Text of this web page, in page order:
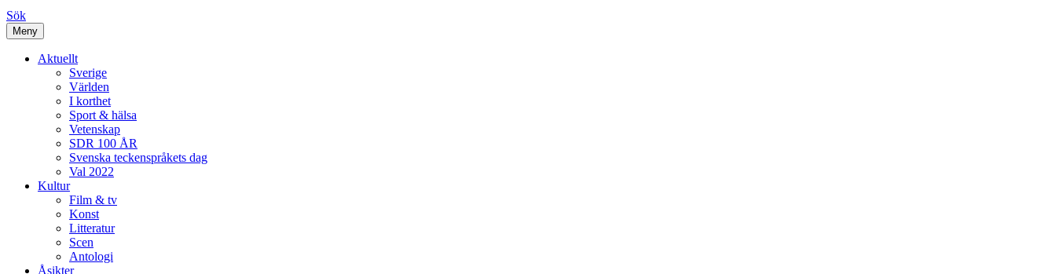
Sök
Meny
Aktuellt
Sverige
Världen
I korthet
Sport & hälsa
Vetenskap
SDR 100 ÅR
Svenska teckenspråkets dag
Val 2022
Kultur
Film & tv
Konst
Litteratur
Scen
Antologi
Åsikter